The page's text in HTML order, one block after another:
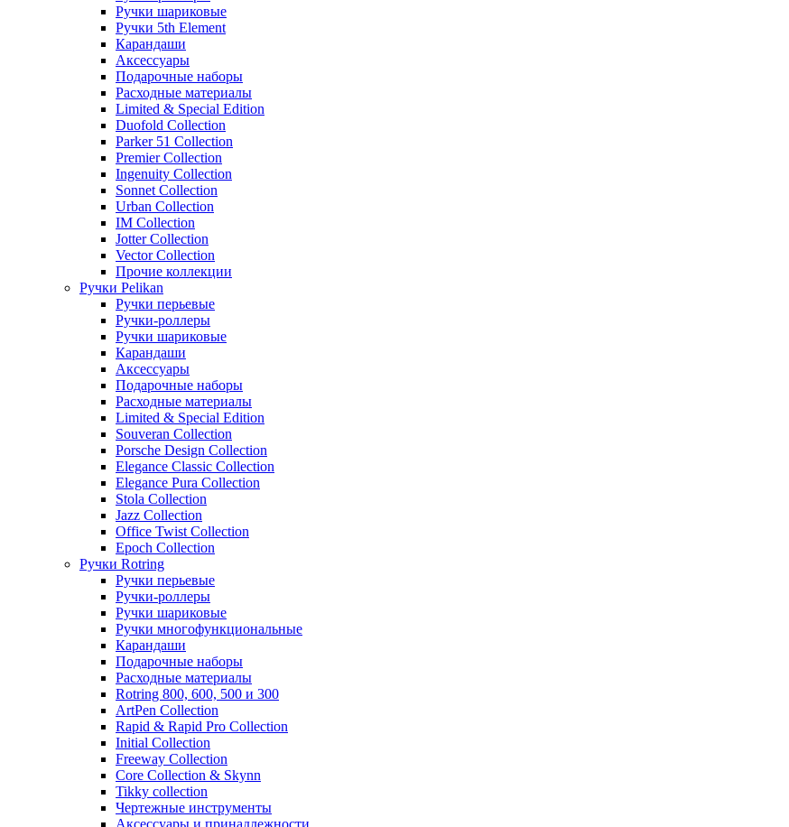
Ручки шариковые
Ручки 5th Element
Карандаши
Аксессуары
Подарочные наборы
Расходные материалы
Limited & Special Edition
Duofold Collection
Parker 51 Collection
Premier Collection
Ingenuity Collection
Sonnet Collection
Urban Collection
IM Collection
Jotter Collection
Vector Collection
Прочие коллекции
Ручки Pelikan
Ручки перьевые
Ручки-роллеры
Ручки шариковые
Карандаши
Аксессуары
Подарочные наборы
Расходные материалы
Limited & Special Edition
Souveran Collection
Porsche Design Collection
Elegance Classic Collection
Elegance Pura Collection
Stola Collection
Jazz Collection
Office Twist Collection
Epoch Collection
Ручки Rotring
Ручки перьевые
Ручки-роллеры
Ручки шариковые
Ручки многофункциональные
Карандаши
Подарочные наборы
Расходные материалы
Rotring 800, 600, 500 и 300
ArtPen Collection
Rapid & Rapid Pro Collection
Initial Collection
Freeway Collection
Core Collection & Skynn
Tikky collection
Чертежные инструменты
Аксессуары и принадлежности